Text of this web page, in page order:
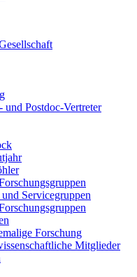
und Postdoc-Vertreter
Servicegruppen
Forschung
Mitglieder